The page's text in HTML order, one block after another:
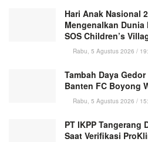
Hari Anak Nasional
Mengenalkan
SOS Children’s
Rabu, 5 Agustus 2026 /
Tambah Daya
Banten FC Boyong
Rabu, 5 Agustus 2026 /
PT IKPP Tangerang
Saat Verifikasi